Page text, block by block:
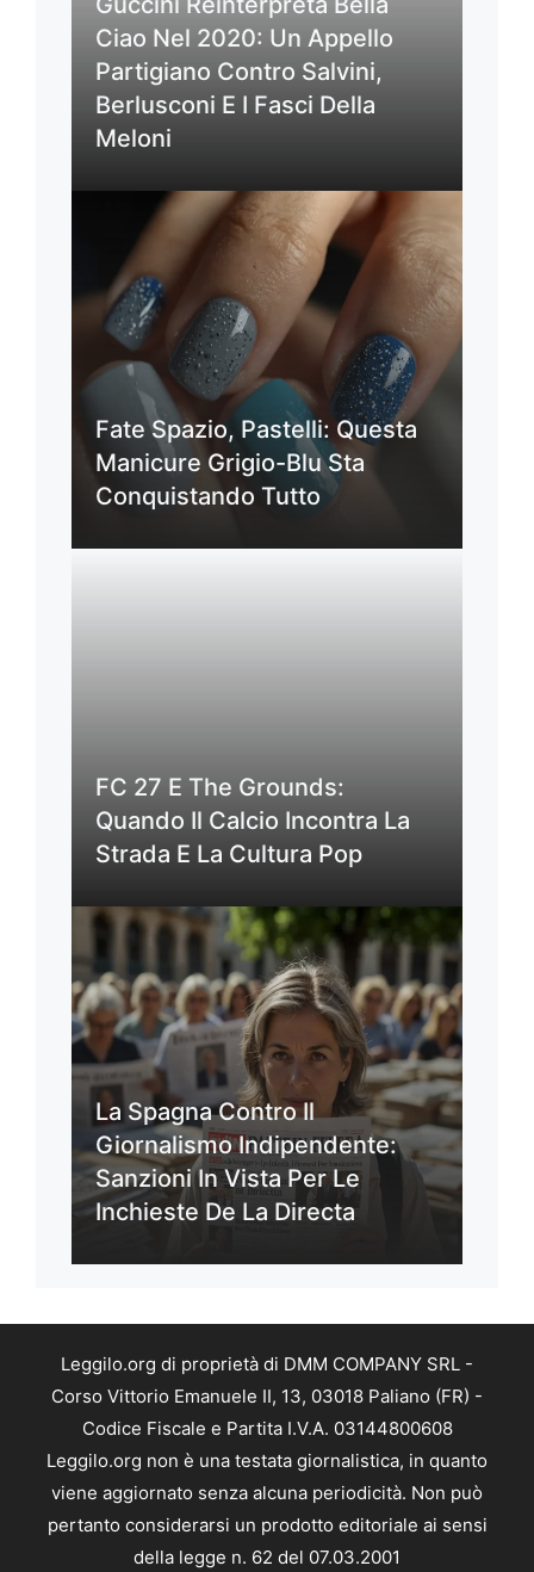
Ciao Nel 2020: Un Appello
Partigiano Contro Salvini,
Berlusconi E I Fasci Della
Meloni
Fate Spazio, Pastelli: Questa
Manicure Grigio-Blu Sta
Conquistando Tutto
FC 27 E The Grounds:
Quando Il Calcio Incontra La
Strada E La Cultura Pop
La Spagna Contro Il
Giornalismo Indipendente:
Sanzioni In Vista Per Le
Inchieste De La Directa
Leggilo.org di proprietà di DMM COMPANY SRL -
Corso Vittorio Emanuele II, 13, 03018 Paliano (FR) -
Codice Fiscale e Partita I.V.A. 03144800608
Leggilo.org non è una testata giornalistica, in quanto
viene aggiornato senza alcuna periodicità. Non può
pertanto considerarsi un prodotto editoriale ai sensi
della legge n. 62 del 07.03.2001